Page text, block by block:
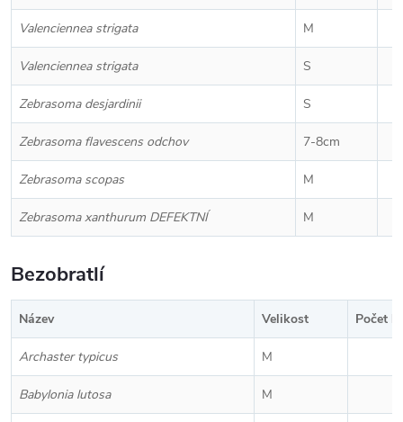
Valenciennea strigata M
Valenciennea strigata S
Zebrasoma desjardinii S
Zebrasoma flavescens odchov 7-8cm
Zebrasoma scopas M
Zebrasoma xanthurum DEFEKTNÍ M
Bezobratlí
Název Velikost Počet
Archaster typicus M
Babylonia lutosa M